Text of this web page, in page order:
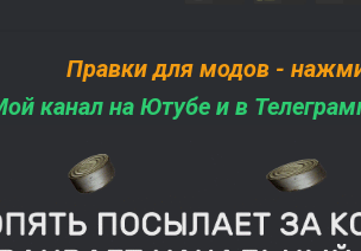
Правки для модов -
канал на Ютубе и в